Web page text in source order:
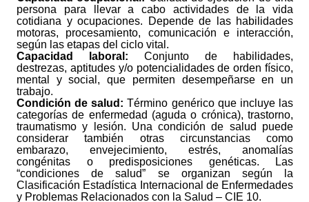
persona para llevar a cabo actividades de la vida
cotidiana y ocupaciones. Depende de las habilidades
motoras, procesamiento, comunicación e interacción,
según las etapas del ciclo vital.
Capacidad laboral: Conjunto de habilidades,
destrezas, aptitudes y/o potencialidades de orden físico,
mental y social, que permiten desempeñarse en un
trabajo.
Condición de salud:Término genérico que incluye las
categorías de enfermedad (aguda o crónica), trastorno,
traumatismo y lesión. Una condición de salud puede
considerar también otras circunstancias como
embarazo, envejecimiento, estrés, anomalías
congénitas o predisposiciones genéticas. Las
“condiciones de salud” se organizan según la
Clasificación Estadística Internacional de Enfermedades
y Problemas Relacionados con la Salud – CIE 10.